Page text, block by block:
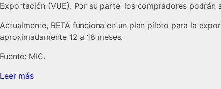
Exportación (VUE). Por su parte, los compradores
Actualmente, RETA funciona en un plan piloto para la
aproximadamente 12 a 18 meses.
Fuente: MIC.
Leer más